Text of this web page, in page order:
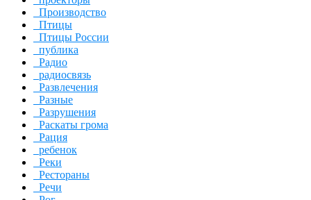
Производство
Птицы
Птицы России
публика
Радио
радиосвязь
Развлечения
Разные
Разрушения
Раскаты грома
Рация
ребенок
Реки
Рестораны
Речи